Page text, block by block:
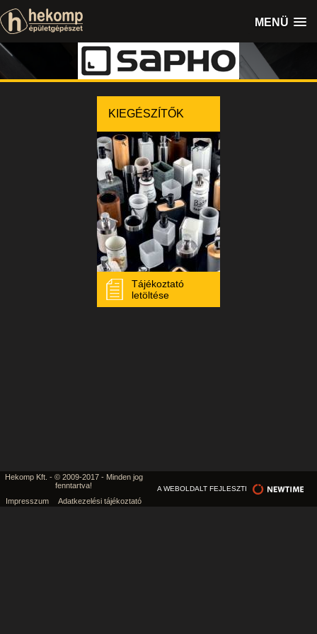
MENÜ
KIEGÉSZÍTŐK
Tájékoztató
letöltése
Hekomp Kft. - © 2009-2017 - Minden jog
fenntartva!
Impresszum
Adatkezelési tájékoztató
A WEBOLDALT FEJLESZTI